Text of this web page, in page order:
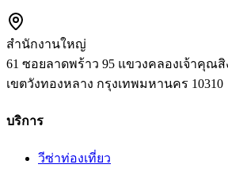
สำนักงานใหญ่
61 ซอยลาดพร้าว 95 แขวงคลองเจ้าคุณสิ
เขตวังทองหลาง กรุงเทพมหานคร 10310
บริการ
วีซ่าท่องเที่ยว